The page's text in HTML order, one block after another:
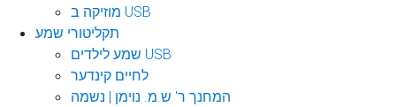
מוזיקה ב USB
תקליטורי שמע
שמע לילדים USB
לחיים קינדער
המחנך ר' ש.מ. נוימן | נשמה